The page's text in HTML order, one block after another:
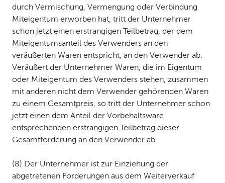
durch Vermischung, Vermengung oder Verbindung
Miteigentum erworben hat, tritt der Unternehmer
schon jetzt einen erstrangigen Teilbetrag, der dem
Miteigentumsanteil des Verwenders an den
veräußerten Waren entspricht, an den Verwender ab.
Veräußert der Unternehmer Waren, die im Eigentum
oder Miteigentum des Verwenders stehen, zusammen
mit anderen nicht dem Verwender gehörenden Waren
zu einem Gesamtpreis, so tritt der Unternehmer schon
jetzt einen dem Anteil der Vorbehaltsware
entsprechenden erstrangigen Teilbetrag dieser
Gesamtforderung an den Verwender ab.
(8) Der Unternehmer ist zur Einziehung der
abgetretenen Forderungen aus dem Weiterverkauf